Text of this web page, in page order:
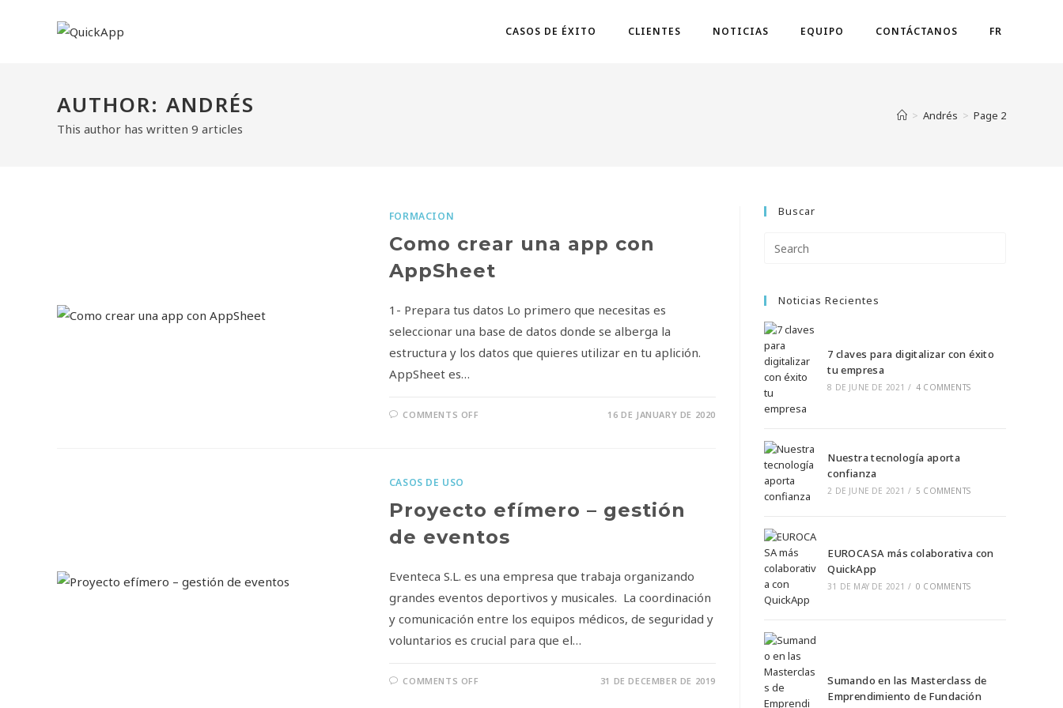
CASOS DE ÉXITO CLIENTES NOTICIAS EQUIPO CONTÁCTANOS FR
AUTHOR: ANDRÉS
This author has written 9 articles
> Andrés > Page 2
FORMACION
Como crear una app con
AppSheet
1- Prepara tus datos Lo primero que necesitas es
seleccionar una base de datos donde se alberga la
estructura y los datos que quieres utilizar en tu aplición.
AppSheet es…
COMMENTS OFF 16 DE JANUARY DE 2020
CASOS DE USO
Proyecto efímero – gestión
de eventos
Eventeca S.L. es una empresa que trabaja organizando
grandes eventos deportivos y musicales. La coordinación
y comunicación entre los equipos médicos, de seguridad y
voluntarios es crucial para que el…
COMMENTS OFF 31 DE DECEMBER DE 2019
Buscar
Noticias Recientes
7 claves para digitalizar con éxito
tu empresa
8 DE JUNE DE 2021 / 4 COMMENTS
Nuestra tecnología aporta
confianza
2 DE JUNE DE 2021 / 5 COMMENTS
EUROCASA más colaborativa con
QuickApp
31 DE MAY DE 2021 / 0 COMMENTS
Sumando en las Masterclass de
Emprendimiento de Fundación